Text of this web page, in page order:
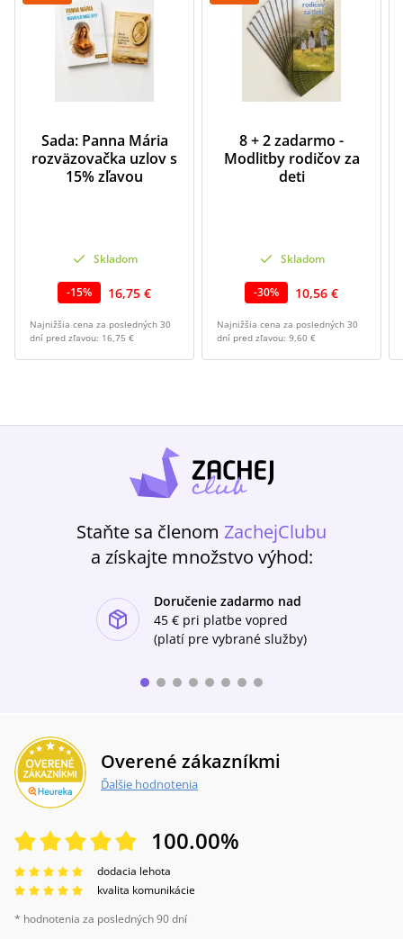
Sada: Panna Mária
rozväzovačka uzlov s
15% zľavou
Skladom
-15% 16,75 €
Najnižšia cena za posledných 30
dní pred zľavou: 16,75 €
8 + 2 zadarmo -
Modlitby rodičov za
deti
Skladom
-30% 10,56 €
Najnižšia cena za posledných 30
dní pred zľavou: 9,60 €
Staňte sa členom ZachejClubu
a získajte množstvo výhod:
Doručenie zadarmo nad
45 € pri platbe vopred
(platí pre vybrané služby)
Overené zákazníkmi
Ďalšie hodnotenia
100.00%
dodacia lehota
kvalita komunikácie
* hodnotenia za posledných 90 dní